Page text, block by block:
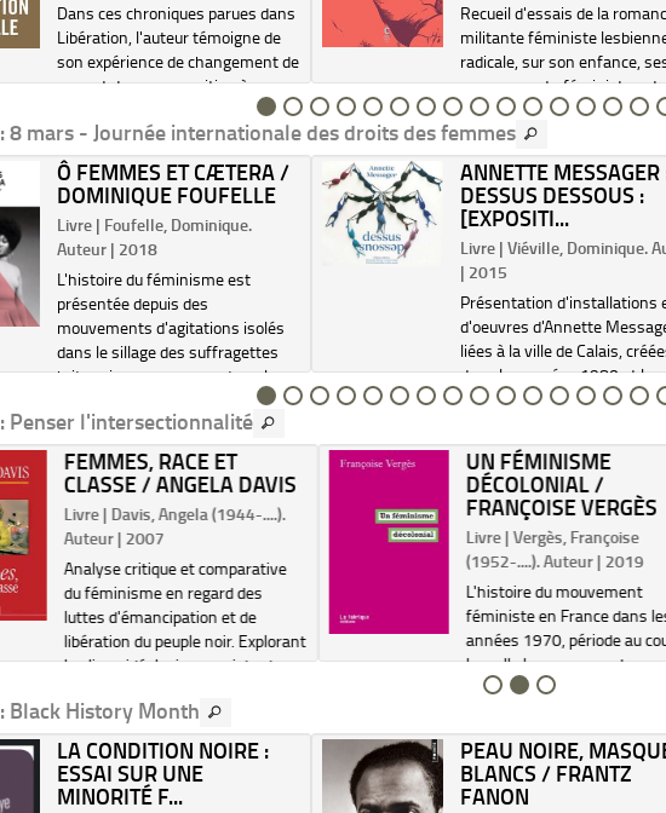
Dans ces chroniques parues dans
Libération, l'auteur témoigne de
son expérience de changement de
sexe et de son opposition à
l'hétéronormativité. En faveur
des droits des transsexuels, il
développe une approche politique
révolutio...
Recueil d'essais de la
militante féministe
radicale, sur son enfance,
engagements féministes et
politiques, sa lutte contre les
différentes formes
sexualité, les combats
des ann...
: 8 mars - Journée internationale des droits des femmes
Ô FEMMES ET CÆTERA /
DOMINIQUE FOUFELLE
Livre | Foufelle, Dominique.
Auteur | 2018
L'histoire du féminisme est
présentée depuis des
mouvements d'agitations isolés
dans le sillage des suffragettes
britanniques, en passant par le
moment de l'émancipation grâce
à des figures comme Simone de
Beauvoir, jusqu'aux déba...
ANNETTE MESSAGER
DESSUS DESSOUS :
[EXPOSITI...
Livre | Viéville, Dominique.
| 2015
Présentation d'installations
d'oeuvres d'Annette
liées à la ville de Calais,
dans les années 1980 et lors
d'une résidence d'artiste en
: Penser l'intersectionnalité
UN FÉMINISME
DÉCOLONIAL /
FRANÇOISE VERGÈS
Livre | Vergès, Françoise
(1952-....). Auteur | 2019
L'histoire du mouvement
féministe en France dans
années 1970, période au
laquelle le mouvement se
au profit d'un féminisme
législatives en terme
de laïcité. L'inter...
FEMMES, RACE ET
CLASSE / ANGELA DAVIS
Livre | Davis, Angela (1944-....).
Auteur | 2007
Analyse critique et comparative
du féminisme en regard des
luttes d'émancipation et de
libération du peuple noir. Explorant
les liens idéologiques existant
système des classes et la
suprématie mas...
: Black History Month
LA CONDITION NOIRE :
ESSAI SUR UNE
MINORITÉ F...
PEAU NOIRE,
BLANCS / FRANTZ
FANON